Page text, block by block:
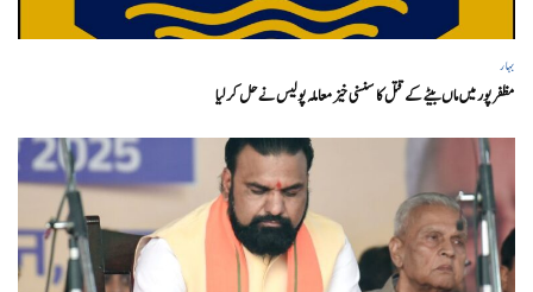
بہار
مظفر پور میں ماں بیٹے کے قتل کا سنسنی خیز معاملہ پولیس نے حل کر لیا